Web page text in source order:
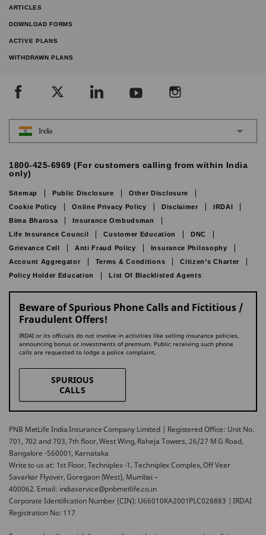
ARTICLES
DOWNLOAD FORMS
ACTIVE PLANS
WITHDRAWN PLANS
India
1800-425-6969 (For customers calling from within India
only)
Sitemap Public Disclosure
Other Disclosure
Cookie Policy
Online Privacy Policy Disclaimer
IRDAI
Bima Bharosa
Insurance Ombudsman
Life Insurance Council
Customer Education
DNC
Grievance Cell
Anti Fraud Policy
Insurance Philosophy
Account Aggregator
Terms & Conditions
Citizen’s Charter
Policy Holder Education
List Of Blacklisted Agents
Beware of Spurious Phone Calls and Fictitious /
Fraudulent Offers!
IRDAI or its officials do not involve in activities like selling insurance policies,
announcing bonus or investments of premium. Public receiving such phone
calls are requested to lodge a police complaint.
SPURIOUS
CALLS
PNB MetLife India Insurance Company Limited | Registered Office: Unit No.
701, 702 and 703, 7th floor, West Wing, Raheja Towers, 26/27 M G Road,
Bangalore -560001, Karnataka
Write to us at: 1st Floor, Techniplex -1, Techniplex Complex, Off Veer
Savarkar Flyover, Goregaon (West), Mumbai –
400062. Email: indiaservice@pnbmetlife.co.in
Corporate Identification Number (CIN): U66010KA2001PLC028883 | IRDAI
Registration No: 117